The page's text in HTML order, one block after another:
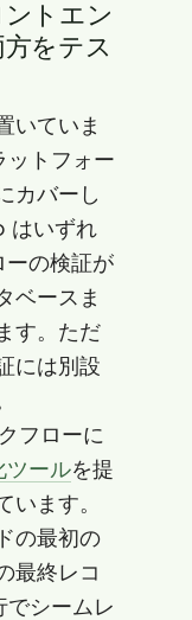
トエン
をテス
いていま
トフォー
カバーし
はいずれ
ーの検証が
ベースま
す。ただ
には別設
フローに
ツールを提
ます。
の最初の
最終レコ
シームレ